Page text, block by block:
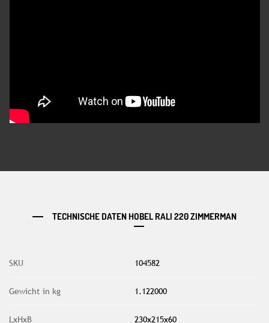
TECHNISCHE DATEN HOBEL RALI 220 ZIMMERMAN
SKU 104582
Gewicht in kg 1.122000
LxHxB 230x215x60